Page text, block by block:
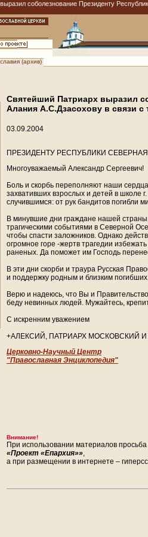
соболезнование Президенту
(архив)
Святейший Патриарх выразил
Алания А.С.Дзасохову в связи с
03.09.2004
ПРЕЗИДЕНТУ РЕСПУБЛИКИ
Многоуважаемый Александр Сергеевич!
Боль и скорбь переполняют наши
захвативших взрослых и детей в школе
случившимся: от рук бандитов погибли
В минувшие дни граждане нашей
трагическими событиями в Северной
чтобы спасти заложников. Однако
огромное горе -жертв трагедии
раненых. Да поможет им Господь
В эти дни скорби и траура Русская
и поддержку родным и близким
Верю и надеюсь, что Вы и
беду невинных людей. Мужайтесь,
С искренним уважением
+АЛЕКСИЙ, ПАТРИАРХ МОСКОВСКИЙ
Церковно-Научный Центр
"Православная Энциклопедия"
Внимание!
При использовании материалов просьба
«Проект «Епархия»»
а при размещении в интернете –